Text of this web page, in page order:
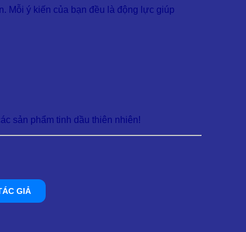
Mỗi ý kiến của bạn đều là động lực giúp
sản phẩm tinh dầu thiên nhiên!
GIẢ